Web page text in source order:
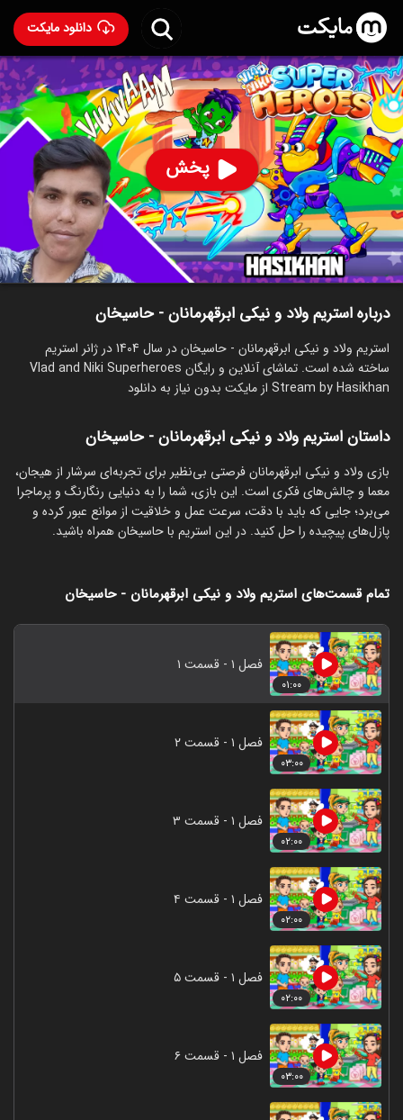
دانلود مایکت
پخش
استریم ولاد و نیکی ابرقهرمانان - حاسیخانساخت 1404
۵۵۲ 21% حاسیخان
ساخت ایران سال 1404
رده سنی ۱۳+
استریم
توضیحات قسمت‌ها سریال‌های مشابه
درباره استریم ولاد و نیکی ابرقهرمانان - حاسیخان
استریم ولاد و نیکی ابرقهرمانان - حاسیخان در سال 1404 در ژانر استریم
ساخته شده است. تماشای آنلاین و رایگان Vlad and Niki Superheroes
Stream by Hasikhan از مایکت بدون نیاز به دانلود
داستان استریم ولاد و نیکی ابرقهرمانان - حاسیخان
‏بازی ولاد و نیکی ابرقهرمانان فرصتی بی‌نظیر برای تجربه‌ای سرشار از هیجان،
معما و چالش‌های فکری است. این بازی، شما را به دنیایی رنگارنگ و پرماجرا
می‌برد؛ جایی که باید با دقت، سرعت عمل و خلاقیت از موانع عبور کرده و
پازل‌های پیچیده را حل کنید. در این استریم با حاسیخان همراه باشید.
تمام قسمت‌های استریم ولاد و نیکی ابرقهرمانان - حاسیخان
۰۱:۰۰
فصل ۱ - قسمت ۱
۰۳:۰۰
فصل ۱ - قسمت ۲
۰۲:۰۰
فصل ۱ - قسمت ۳
۰۲:۰۰
فصل ۱ - قسمت ۴
۰۲:۰۰
فصل ۱ - قسمت ۵
۰۳:۰۰
فصل ۱ - قسمت ۶